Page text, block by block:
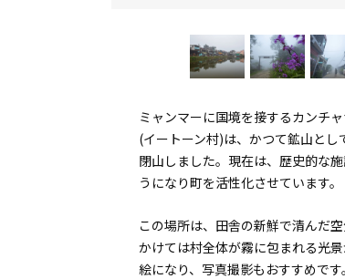
ミャンマーに国境を接するカンチ
(イートーン村)は、かつて鉱山と
閉山しました。現在は、歴史的な
うになり町を活性化させています。
この場所は、田舎の新鮮で清んだ
かけては村全体が霧に包まれる光
絵になり、写真撮影もおすすめです。